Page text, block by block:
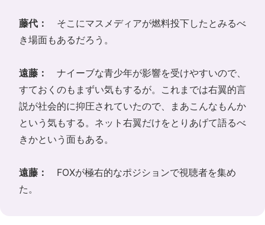
藤代：
そこにマスメディアが燃料投下したとみるべ
き場面もあるだろう。
遠藤：
ナイーブな青少年が影響を受けやすいので、
すておくのもまずい気もするが。これまでは右翼的言
説が社会的に抑圧されていたので、まあこんなもんか
という気もする。ネット右翼だけをとりあげて語るべ
きかという面もある。
遠藤： FOXが極右的なポジションで視聴者を集め
た。